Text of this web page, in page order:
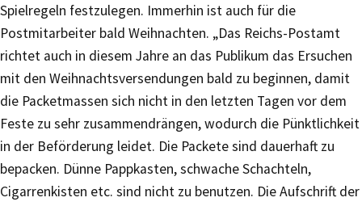
Spielregeln festzulegen. Immerhin ist auch für die
Postmitarbeiter bald Weihnachten. „Das Reichs-Postamt
richtet auch in diesem Jahre an das Publikum das Ersuchen
mit den Weihnachtsversendungen bald zu beginnen, damit
die Packetmassen sich nicht in den letzten Tagen vor dem
Feste zu sehr zusammendrängen, wodurch die Pünktlichkeit
in der Beförderung leidet. Die Packete sind dauerhaft zu
bepacken. Dünne Pappkasten, schwache Schachteln,
Cigarrenkisten etc. sind nicht zu benutzen. Die Aufschrift der